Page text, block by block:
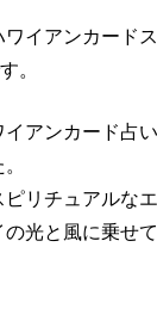
イアンカード
。
アンカード占
ピリチュアルな
の光と風に乗せ